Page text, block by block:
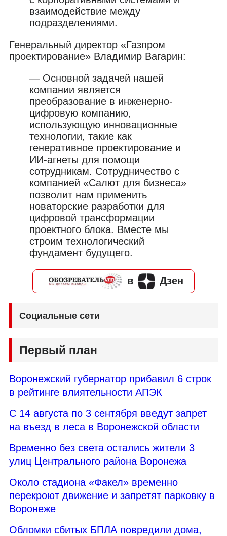
взаимодействие между
подразделениями.
Генеральный директор «Газпром
проектирование» Владимир Вагарин:
— Основной задачей нашей
компании является
преобразование в инженерно-
цифровую компанию,
использующую инновационные
технологии, такие как
генеративное проектирование и
ИИ-агнеты для помощи
сотрудникам. Сотрудничество с
компанией «Салют для бизнеса»
позволит нам применить
новаторские разработки для
цифровой трансформации
проектного блока. Вместе мы
строим технологический
фундамент будущего.
в Дзен
Социальные сети
Первый план
Воронежский губернатор прибавил 6 строк
в рейтинге влиятельности АПЭК
С 14 августа по 3 сентября введут запрет
на въезд в леса в Воронежской области
Временно без света остались жители 3
улиц Центрального района Воронежа
Около стадиона «Факел» временно
перекроют движение и запретят парковку в
Воронеже
Обломки сбитых БПЛА повредили дома,